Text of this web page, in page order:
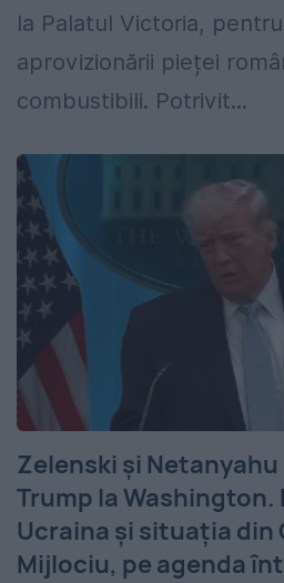
la Palatul Victoria,
aprovizionării pieței
combustibili. Potrivit...
Zelenski și
Trump la Washington.
Ucraina și situația din
Mijlociu, pe agenda